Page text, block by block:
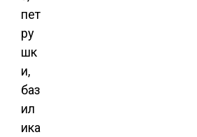
пет
ру
шк
и,
баз
ил
ика